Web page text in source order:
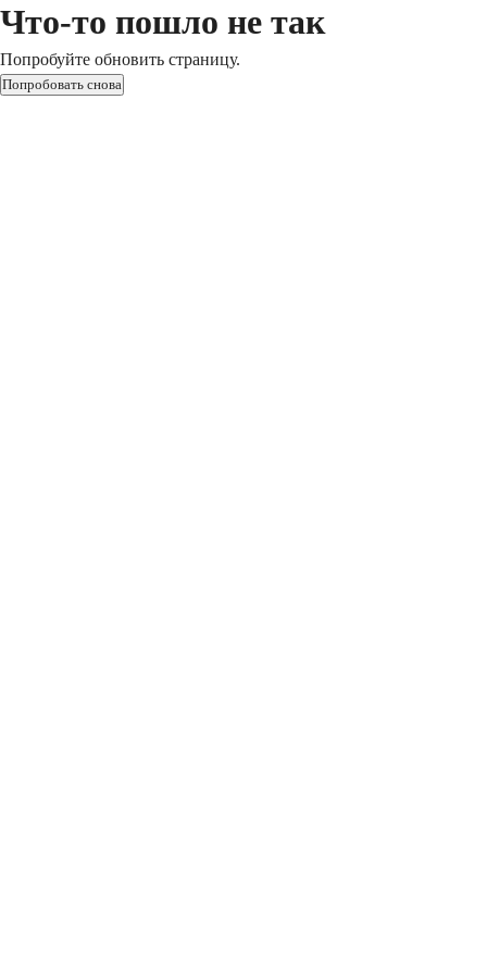
Что-то пошло не так
Попробуйте обновить страницу.
Попробовать снова